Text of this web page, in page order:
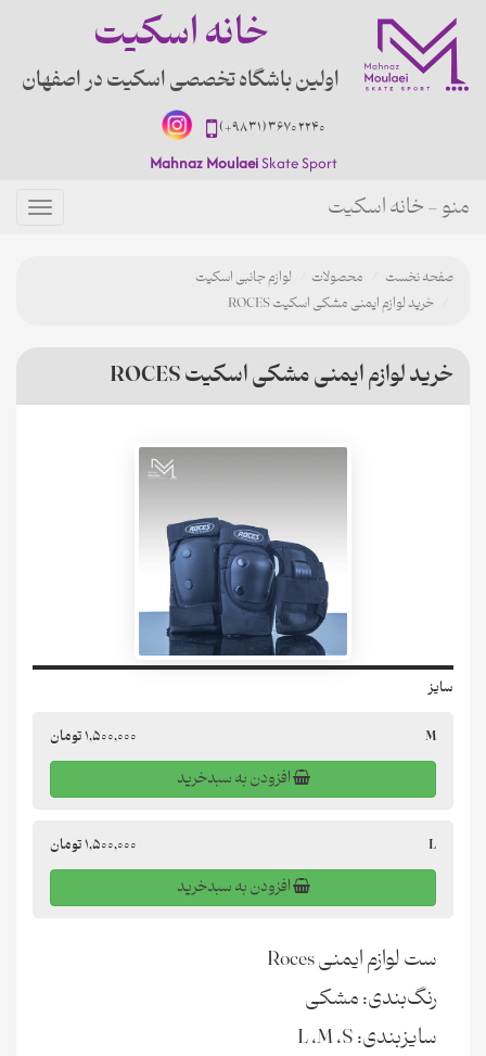
خانه اسکیت
اولین باشگاه تخصصی اسکیت در اصفهان
(+98 31) 3670 2240
Mahnaz MoulaeiSkate Sport
منو منو - خانه اسکیت
صفحه نخست محصولات
لوازم جانبی اسکیت
خرید لوازم ایمنی مشکی اسکیت ROCES
خرید لوازم ایمنی مشکی اسکیت ROCES
سایز
M
1,500,000تومان
افزودن به سبدخرید
L
1,500,000تومان
افزودن به سبدخرید
ست لوازم ایمنی Roces
رنگ‌بندی: مشکی
سایزبندی: L ،M ،S